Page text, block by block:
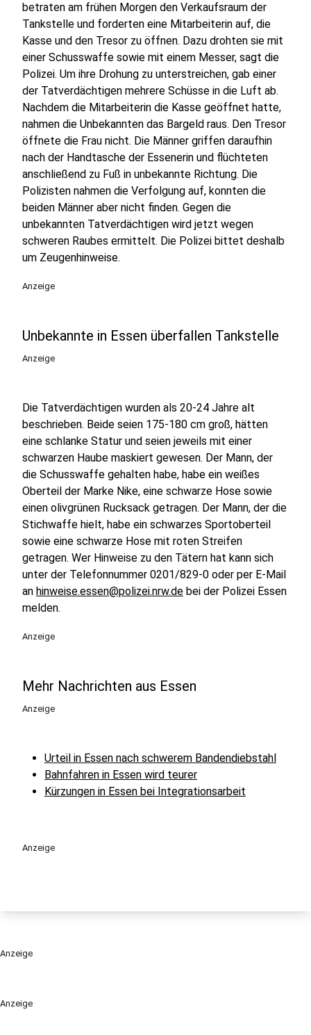
Anzeige
betraten am frühen Morgen den Verkaufsraum der
Tankstelle und forderten eine Mitarbeiterin auf, die
Kasse und den Tresor zu öffnen. Dazu drohten sie mit
einer Schusswaffe sowie mit einem Messer, sagt die
Polizei. Um ihre Drohung zu unterstreichen, gab einer
der Tatverdächtigen mehrere Schüsse in die Luft ab.
Nachdem die Mitarbeiterin die Kasse geöffnet hatte,
nahmen die Unbekannten das Bargeld raus. Den Tresor
öffnete die Frau nicht. Die Männer griffen daraufhin
nach der Handtasche der Essenerin und flüchteten
anschließend zu Fuß in unbekannte Richtung. Die
Polizisten nahmen die Verfolgung auf, konnten die
beiden Männer aber nicht finden. Gegen die
unbekannten Tatverdächtigen wird jetzt wegen
schweren Raubes ermittelt. Die Polizei bittet deshalb
um Zeugenhinweise.
Anzeige
Unbekannte in Essen überfallen Tankstelle
Anzeige
Die Tatverdächtigen wurden als 20-24 Jahre alt
beschrieben. Beide seien 175-180 cm groß, hätten
eine schlanke Statur und seien jeweils mit einer
schwarzen Haube maskiert gewesen. Der Mann, der
die Schusswaffe gehalten habe, habe ein weißes
Oberteil der Marke Nike, eine schwarze Hose sowie
einen olivgrünen Rucksack getragen. Der Mann, der die
Stichwaffe hielt, habe ein schwarzes Sportoberteil
sowie eine schwarze Hose mit roten Streifen
getragen. Wer Hinweise zu den Tätern hat kann sich
unter der Telefonnummer 0201/829-0 oder per E-Mail
an hinweise.essen@polizei.nrw.de bei der Polizei Essen
melden.
Anzeige
Mehr Nachrichten aus Essen
Anzeige
Urteil in Essen nach schwerem Bandendiebstahl
Bahnfahren in Essen wird teurer
Kürzungen in Essen bei Integrationsarbeit
Anzeige
Anzeige